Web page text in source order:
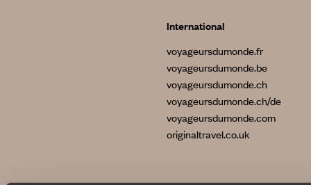
International
voyageursdumonde.fr
voyageursdumonde.be
voyageursdumonde.ch
voyageursdumonde.ch/de
voyageursdumonde.com
originaltravel.co.uk